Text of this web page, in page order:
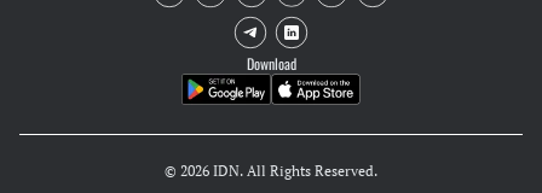
Download
© 2026 IDN. All Rights Reserved.